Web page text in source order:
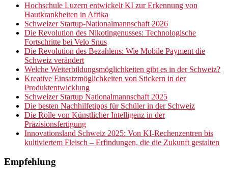
Hochschule Luzern entwickelt KI zur Erkennung von
Hautkrankheiten in Afrika
Schweizer Startup-Nationalmannschaft 2026
Die Revolution des Nikotingenusses: Technologische
Fortschritte bei Velo Snus
Die Revolution des Bezahlens: Wie Mobile Payment die
Schweiz verändert
Welche Weiterbildungsmöglichkeiten gibt es in der Schweiz?
Kreative Einsatzmöglichkeiten von Stickern in der
Produktentwicklung
Schweizer Startup Nationalmannschaft 2025
Die besten Nachhilfetipps für Schüler in der Schweiz
Die Rolle von Künstlicher Intelligenz in der
Präzisionsfertigung
Innovationsland Schweiz 2025: Von KI-Rechenzentren bis
kultiviertem Fleisch – Erfindungen, die die Zukunft gestalten
Empfehlung